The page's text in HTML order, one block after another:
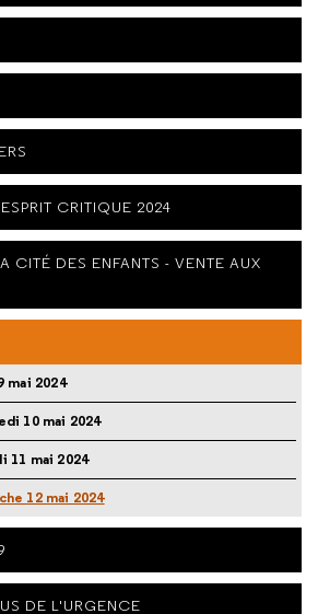
CRITIQUE 2024
CITÉ DES ENFANTS - VENTE AUX
mai 2024
10 mai 2024
11 mai 2024
12 mai 2024
DE L'URGENCE